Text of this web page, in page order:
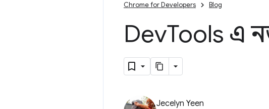
Chrome for Developers Blog
DevTools এ
Jecelyn Yeen